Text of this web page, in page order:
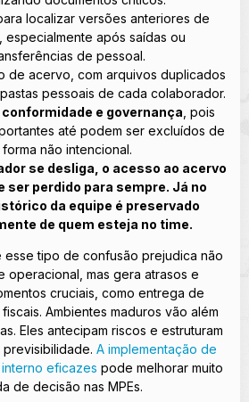
localizar versões anteriores de
especialmente após saídas ou
de pessoal.
de acervo, com arquivos duplicados
pessoais de cada colaborador.
conformidade e governança , pois
até podem ser excluídos de
forma não intencional.
se desliga, o acesso ao acervo
ser perdido para sempre. Já no
da equipe é preservado
de quem esteja no time.
esse tipo de confusão prejudica não
operacional, mas gera atrasos e
cruciais, como entrega de
Ambientes maduros vão além
Eles antecipam riscos e estruturam
previsibilidade. A implementação de
eficazes pode melhorar muito
de decisão nas MPEs.